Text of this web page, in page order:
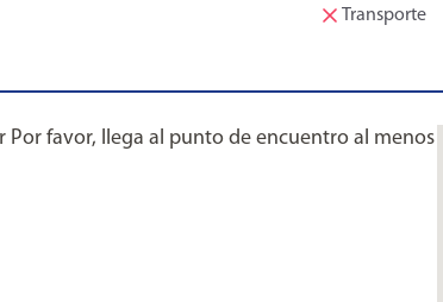
Transporte
Por favor, llega al punto de encuentro al menos